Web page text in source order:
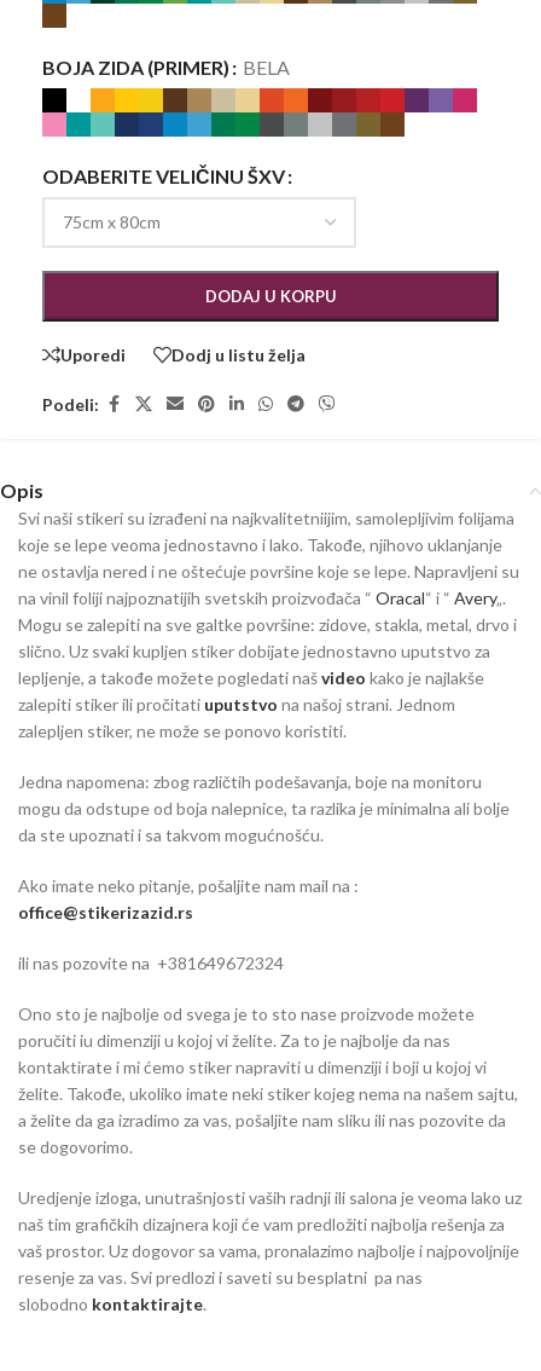
BOJA ZIDA (PRIMER) BELA
ODABERITE VELIČINU ŠXV
DODAJ U KORPU
Uporedi Dodj u listu želja
Podeli:
Opis
Svi naši stikeri su izrađeni na najkvalitetniijim, samolepljivim folijama
koje se lepe veoma jednostavno i lako. Takođe, njihovo uklanjanje
ne ostavlja nered i ne oštećuje površine koje se lepe. Napravljeni su
na vinil foliji najpoznatijih svetskih proizvođača “ Oracal“ i “ Avery„.
Mogu se zalepiti na sve galtke površine: zidove, stakla, metal, drvo i
slično. Uz svaki kupljen stiker dobijate jednostavno uputstvo za
lepljenje, a takođe možete pogledati našvideo kako je najlakše
zalepiti stiker ili pročitati uputstvo na našoj strani. Jednom
zalepljen stiker, ne može se ponovo koristiti.
Jedna napomena: zbog različtih podešavanja, boje na monitoru
mogu da odstupe od boja nalepnice, ta razlika je minimalna ali bolje
da ste upoznati i sa takvom mogućnošću.
Ako imate neko pitanje, pošaljite nam mail na :
office@stikerizazid.rs
ili nas pozovite na +381649672324
Ono sto je najbolje od svega je to sto nase proizvode možete
poručiti iu dimenziji u kojoj vi želite. Za to je najbolje da nas
kontaktirate i mi ćemo stiker napraviti u dimenziji i boji u kojoj vi
želite. Takođe, ukoliko imate neki stiker kojeg nema na našem sajtu,
a želite da ga izradimo za vas, pošaljite nam sliku ili nas pozovite da
se dogovorimo.
Uredjenje izloga, unutrašnjosti vaših radnji ili salona je veoma lako uz
naš tim grafičkih dizajnera koji će vam predložiti najbolja rešenja za
vaš prostor. Uz dogovor sa vama, pronalazimo najbolje i najpovoljnije
resenje za vas. Svi predlozi i saveti su besplatni pa nas
slobodno kontaktirajte.